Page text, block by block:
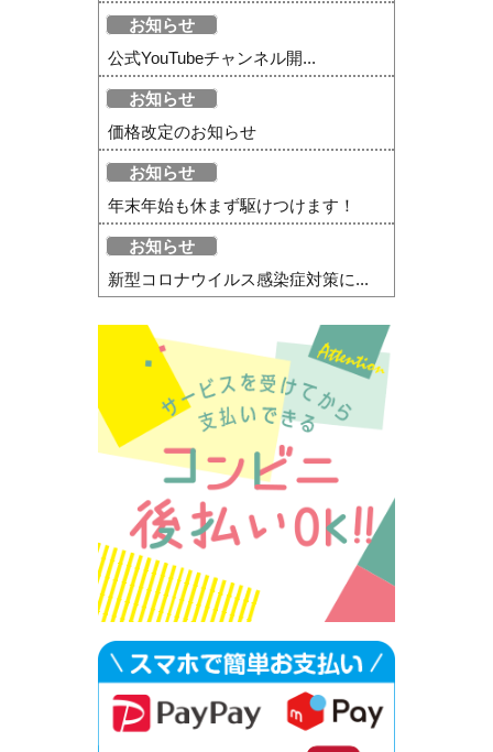
お知らせ
公式YouTubeチャンネル開...
お知らせ
価格改定のお知らせ
お知らせ
年末年始も休まず駆けつけます！
お知らせ
新型コロナウイルス感染症対策に...